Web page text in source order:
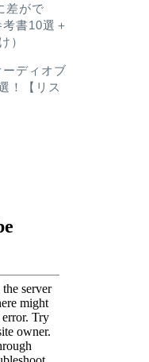
差がで
書10選＋
）
ディオブ
！【リス